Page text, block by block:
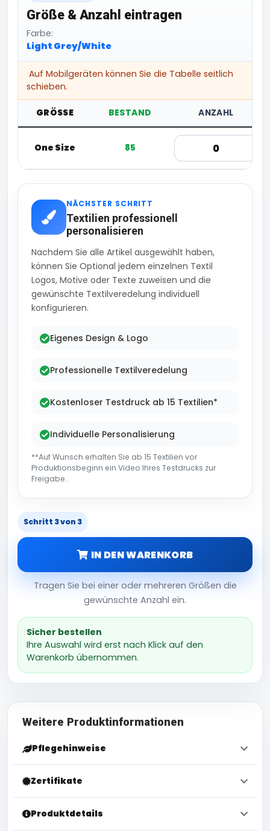
Größe & Anzahl eintragen
Farbe:
Light Grey/White
Auf Mobilgeräten können Sie die Tabelle seitlich
schieben.
GRÖSSE BESTAND ANZAHL
One Size 85
NÄCHSTER SCHRITT
Textilien professionell
personalisieren
Nachdem Sie alle Artikel ausgewählt haben,
können Sie Optional jedem einzelnen Textil
Logos, Motive oder Texte zuweisen und die
gewünschte Textilveredelung individuell
konfigurieren.
Eigenes Design & Logo
Professionelle Textilveredelung
Kostenloser Testdruck ab 15 Textilien*
Individuelle Personalisierung
**Auf Wunsch erhalten Sie ab 15 Textilien vor
Produktionsbeginn ein Video Ihres Testdrucks zur
Freigabe..
Schritt 3 von 3
IN DEN WARENKORB
Tragen Sie bei einer oder mehreren Größen die
gewünschte Anzahl ein.
Sicher bestellen
Ihre Auswahl wird erst nach Klick auf den
Warenkorb übernommen.
Weitere Produktinformationen
Pflegehinweise
Zertifikate
Produktdetails